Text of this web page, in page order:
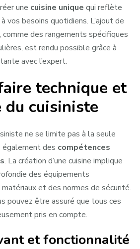
une cuisine unique qui reflète
vos besoins quotidiens. L’ajout de
des rangements spécifiques
est rendu possible grâce à
avec l’expert.
technique et
du cuisiniste
ne se limite pas à la seule
des compétences
. La création d’une cuisine implique
des équipements
et des normes de sécurité.
pouvez être assuré que tous ces
pris en compte.
et fonctionnalité